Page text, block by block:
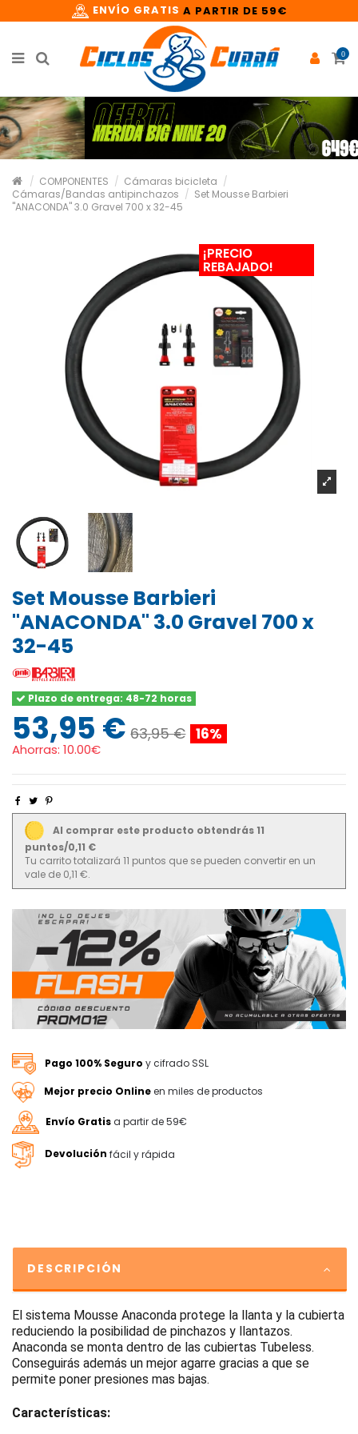
ENVÍO GRATIS A PARTIR DE 59€
0
COMPONENTES
Cámaras bicicleta
Cámaras/Bandas antipinchazos
Set Mousse Barbieri
"ANACONDA" 3.0 Gravel 700 x 32-45
¡PRECIO
REBAJADO!
Set Mousse Barbieri
"ANACONDA" 3.0 Gravel 700 x
32-45
Plazo de entrega: 48-72 horas
53,95 € 63,95 € 16%
Ahorras: 10.00€
Al comprar este producto obtendrás 11
puntos/0,11 €
Tu carrito totalizará 11 puntos que se pueden convertir en un
vale de 0,11 €.
Pago 100% Seguro y cifrado SSL
Mejor precio Onlineen miles de productos
Envío Gratisa partir de 59€
Devolución fácil y rápida
DESCRIPCIÓN
El sistema Mousse Anaconda protege la llanta y la cubierta
reduciendo la posibilidad de pinchazos y llantazos.
Anaconda se monta dentro de las cubiertas Tubeless.
Conseguirás además un mejor agarre gracias a que se
permite poner presiones mas bajas.
Características: